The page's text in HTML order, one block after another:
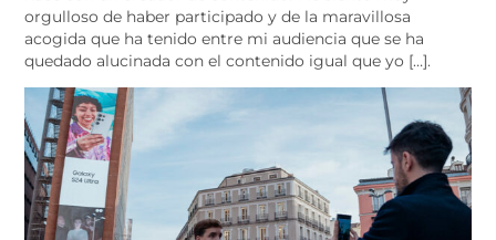
orgulloso de haber participado y de la maravillosa
acogida que ha tenido entre mi audiencia que se ha
quedado alucinada con el contenido igual que yo […].